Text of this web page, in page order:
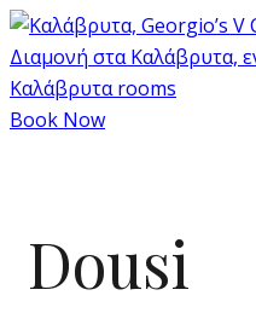
Book Now
Dousi